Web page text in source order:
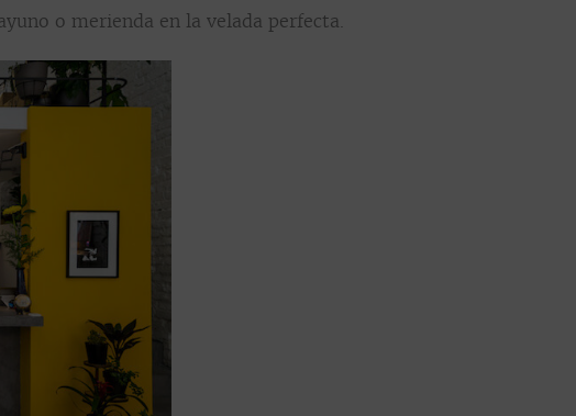
o merienda en la velada perfecta.